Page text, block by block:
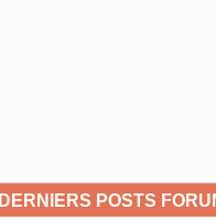
DERNIERS POSTS